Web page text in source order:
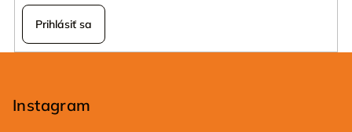
Prihlásiť sa
Instagram